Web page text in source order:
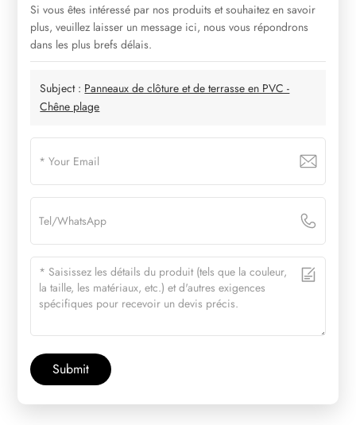
Si vous êtes intéressé par nos produits et souhaitez en savoir
plus, veuillez laisser un message ici, nous vous répondrons
dans les plus brefs délais.
Subject : Panneaux de clôture et de terrasse en PVC -
Chêne plage
Submit